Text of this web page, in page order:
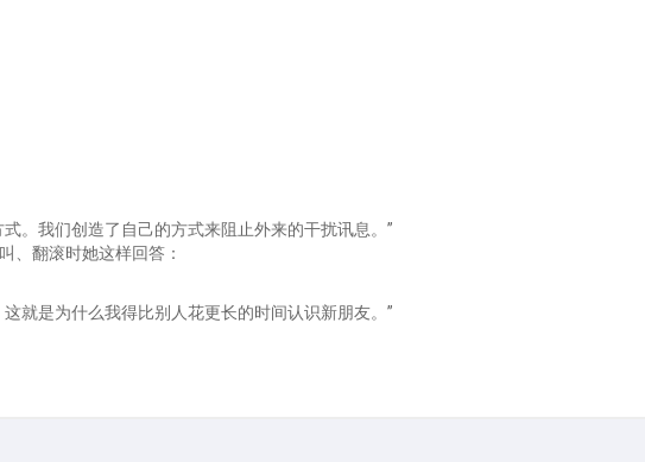
。我们创造了自己的方式来阻止外来的干扰讯息。”
、翻滚时她这样回答：
就是为什么我得比别人花更长的时间认识新朋友。”